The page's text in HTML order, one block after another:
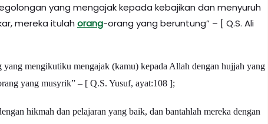
yang mengajak kepada kebajikan dan menyuruh
mereka itulah orang-orang yang beruntung” – [ Q.S. Ali
mengikutiku mengajak (kamu) kepada Allah dengan hujjah yang
yang musyrik” – [ Q.S. Yusuf, ayat:108 ];
hikmah dan pelajaran yang baik, dan bantahlah mereka dengan